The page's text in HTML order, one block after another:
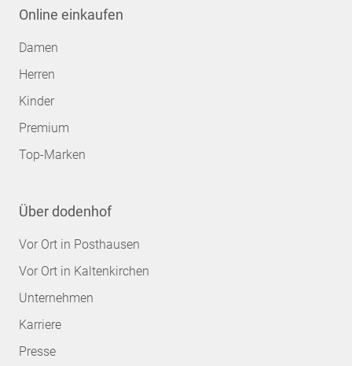
Online einkaufen
Damen
Herren
Kinder
Premium
Top-Marken
Über dodenhof
Vor Ort in Posthausen
Vor Ort in Kaltenkirchen
Unternehmen
Karriere
Presse